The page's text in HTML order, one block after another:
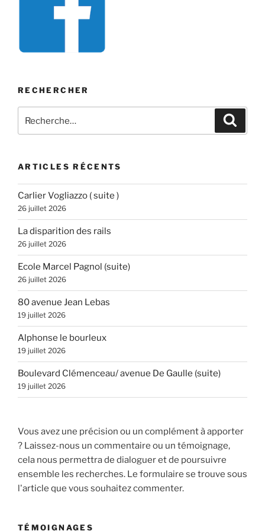
RECHERCHER
pour
ARTICLES RÉCENTS
Carlier Vogliazzo ( suite )
26 juillet 2026
La disparition des rails
26 juillet 2026
Ecole Marcel Pagnol (suite)
26 juillet 2026
80 avenue Jean Lebas
19 juillet 2026
Alphonse le bourleux
19 juillet 2026
Boulevard Clémenceau/ avenue De Gaulle (suite)
19 juillet 2026
Vous avez une précision ou un complément à apporter
? Laissez-nous un commentaire ou un témoignage,
cela nous permettra de dialoguer et de poursuivre
ensemble les recherches. Le formulaire se trouve sous
l'article que vous souhaitez commenter.
TÉMOIGNAGES